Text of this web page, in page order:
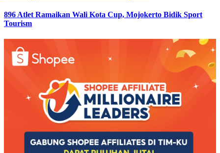
896 Atlet Ramaikan Wali Kota Cup, Mojokerto Bidik Sport
Tourism